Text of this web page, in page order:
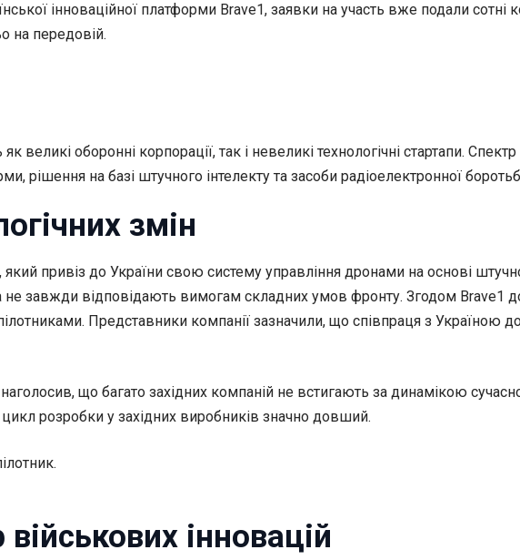
інноваційної платформи Brave1, заявки на участь вже подали сотні
на передовій.
оборонні корпорації, так і невеликі технологічні стартапи.
рішення на базі штучного інтелекту та засоби радіоелектронної
змін
привіз до України свою систему управління дронами на основі
завжди відповідають вимогам складних умов фронту. Згодом Brave1
Представники компанії зазначили, що співпраця з Україною
що багато західних компаній не встигають за динамікою
розробки у західних виробників значно довший.
інновацій